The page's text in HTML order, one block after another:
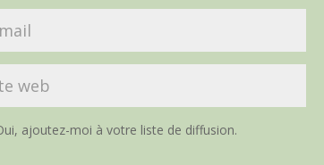
ajoutez-moi à votre liste de diffusion.